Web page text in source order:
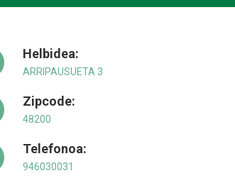
Helbidea:
ARRIPAUSUETA 3
Zipcode:
48200
Telefonoa:
946030031